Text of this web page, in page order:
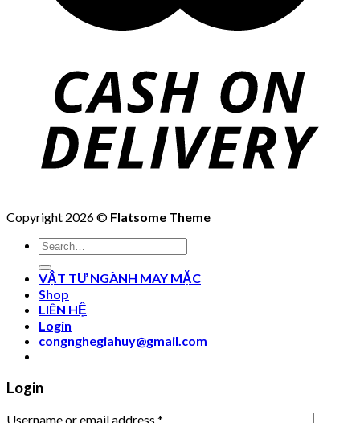
Copyright 2026 © Flatsome Theme
Search
for:
VẬT TƯ NGÀNH MAY MẶC
Shop
LIÊN HỆ
Login
congnghegiahuy@gmail.com
Login
Username or email address *